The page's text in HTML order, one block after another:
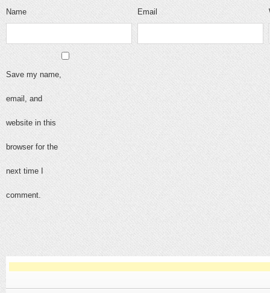
Name Email
Save my name,
email, and
website in this
browser for the
next time I
comment.